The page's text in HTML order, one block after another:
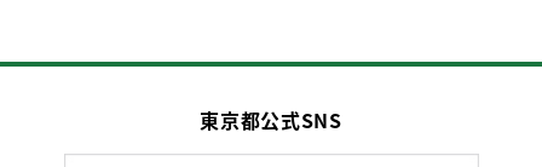
東京都公式SNS